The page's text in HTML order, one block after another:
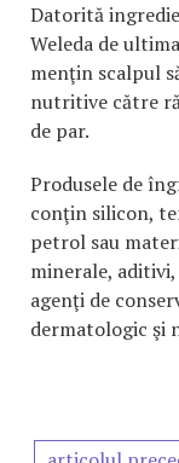
Datorită
Weleda de
menţin scalpul
nutritive către
de par.
Produsele de
conţin silicon,
petrol sau
minerale,
agenţi de
dermatologic şi